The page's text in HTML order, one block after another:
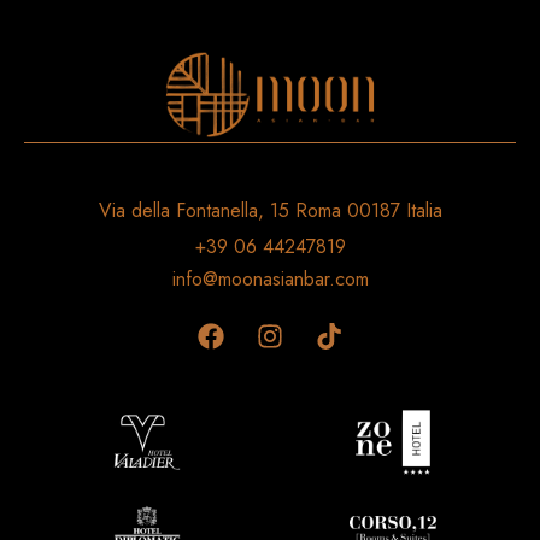
Via della Fontanella, 15 Roma 00187 Italia
+39 06 44247819
info@moonasianbar.com